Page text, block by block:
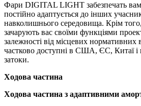
Фари DIGITAL LIGHT забезпечать вам
постійно адаптується до інших
навколишнього середовища. Крім
зачарують вас своїми функціями
залежності від місцевих нормативних
частково доступні в США, ЄС, Китаї і
затоки.
Ходова частина
Ходова частина з адаптивними